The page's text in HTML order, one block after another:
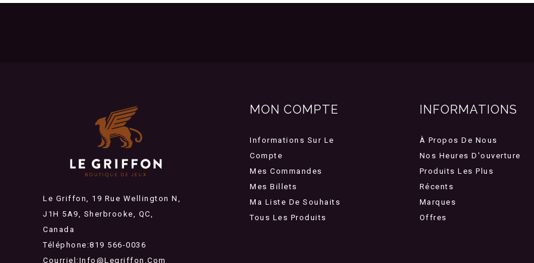
Le Griffon, 19 Rue Wellington N,
J1H 5A9, Sherbrooke, QC,
Canada
Téléphone:819 566-0036
Courriel:Info@legriffon.com
MON COMPTE
Informations Sur Le
Compte
Mes Commandes
Mes Billets
Ma Liste De Souhaits
Tous Les Produits
INFORMATIONS
À Propos De Nous
Nos Heures D'ouverture
Produits Les Plus
Récents
Marques
Offres